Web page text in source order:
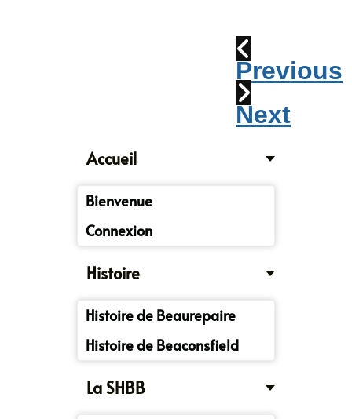
Previous
Next
Accueil
Bienvenue
Connexion
Histoire
Histoire de Beaurepaire
Histoire de Beaconsfield
La SHBB